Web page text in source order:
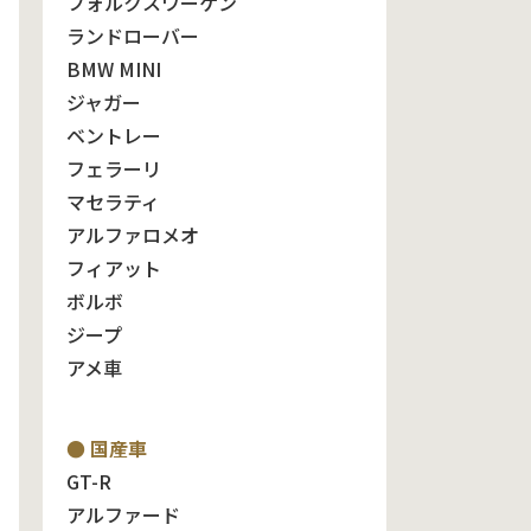
ランドローバー
BMW MINI
ジャガー
ベントレー
フェラーリ
マセラティ
アルファロメオ
フィアット
ボルボ
ジープ
アメ車
● 国産車
GT-R
アルファード